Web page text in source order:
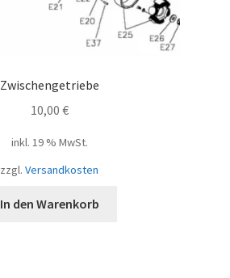
Zwischengetriebe
10,00 €
inkl. 19 % MwSt.
zzgl. Versandkosten
In den Warenkorb